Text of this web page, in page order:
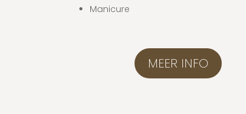
Manicure
MEER INFO